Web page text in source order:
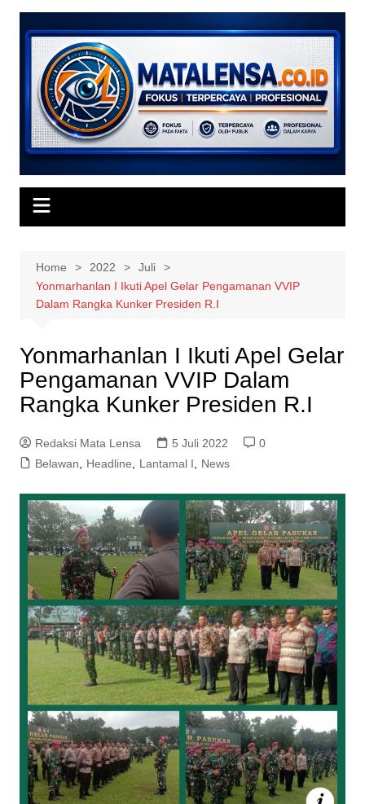
Skip
content
Home 2022
Juli
Yonmarhanlan I Ikuti Apel Gelar Pengamanan VVIP
Dalam Rangka Kunker Presiden R.I
Yonmarhanlan I Ikuti Apel Gelar
Pengamanan VVIP Dalam
Rangka Kunker Presiden R.I
Redaksi Mata Lensa 5 Juli 2022
0
Belawan
Headline Lantamal I News